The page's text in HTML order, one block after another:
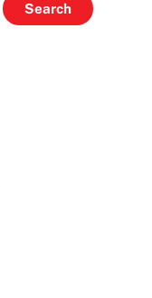
Search